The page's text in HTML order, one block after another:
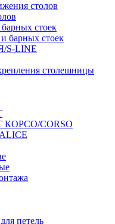
столов
стоек
барных стоек
S-LINE
столешницы
КОРСО/CORSO
петель